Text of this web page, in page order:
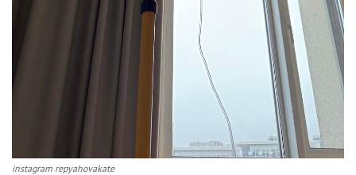
instagram repyahovakate